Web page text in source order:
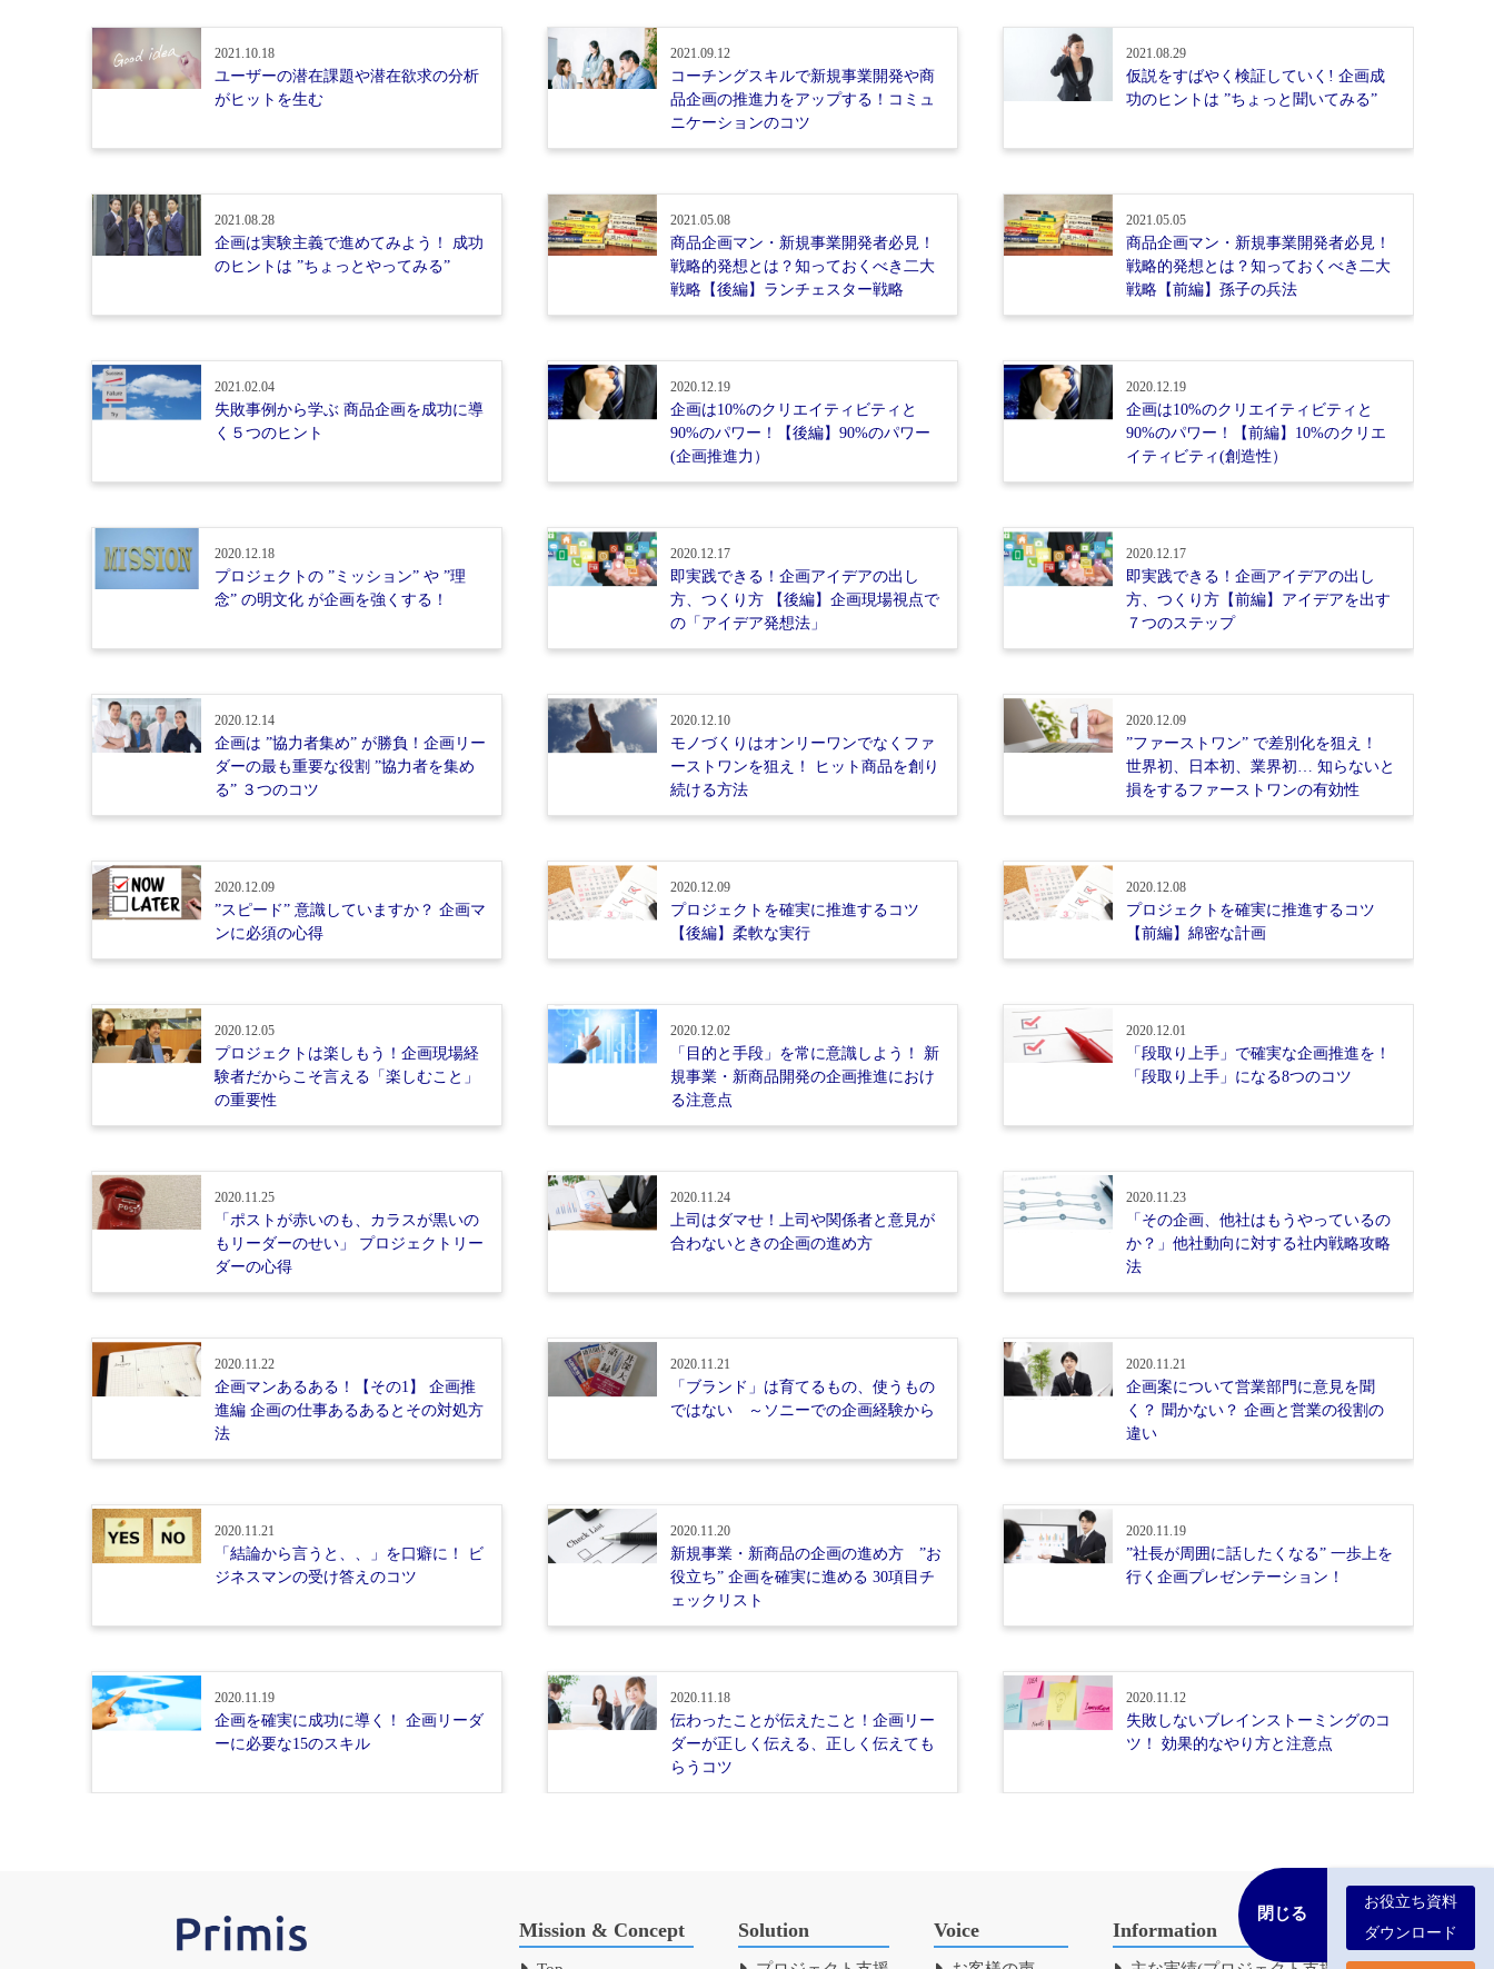
2021.10.18
ユーザーの潜在課題や潜在欲求の分析
がヒットを生む
2021.09.12
コーチングスキルで新規事業開発や商
品企画の推進力をアップする！コミュ
ニケーションのコツ
2021.08.29
仮説をすばやく検証していく! 企画成
功のヒントは ”ちょっと聞いてみる”
2021.08.28
企画は実験主義で進めてみよう！ 成功
のヒントは ”ちょっとやってみる”
2021.05.08
商品企画マン・新規事業開発者必見！
戦略的発想とは？知っておくべき二大
戦略【後編】ランチェスター戦略
2021.05.05
商品企画マン・新規事業開発者必見！
戦略的発想とは？知っておくべき二大
戦略【前編】孫子の兵法
2021.02.04
失敗事例から学ぶ 商品企画を成功に導
く５つのヒント
2020.12.19
企画は10%のクリエイティビティと
90%のパワー！【後編】90%のパワー
(企画推進力）
2020.12.19
企画は10%のクリエイティビティと
90%のパワー！【前編】10%のクリエ
イティビティ(創造性）
2020.12.18
プロジェクトの ”ミッション” や ”理
念” の明文化 が企画を強くする！
2020.12.17
即実践できる！企画アイデアの出し
方、つくり方 【後編】企画現場視点で
の「アイデア発想法」
2020.12.17
即実践できる！企画アイデアの出し
方、つくり方【前編】アイデアを出す
７つのステップ
2020.12.14
企画は ”協力者集め” が勝負！企画リー
ダーの最も重要な役割 ”協力者を集め
る” ３つのコツ
2020.12.10
モノづくりはオンリーワンでなくファ
ーストワンを狙え！ ヒット商品を創り
続ける方法
2020.12.09
”ファーストワン” で差別化を狙え！
世界初、日本初、業界初… 知らないと
損をするファーストワンの有効性
2020.12.09
”スピード” 意識していますか？ 企画マ
ンに必須の心得
2020.12.09
プロジェクトを確実に推進するコツ
【後編】柔軟な実行
2020.12.08
プロジェクトを確実に推進するコツ
【前編】綿密な計画
2020.12.05
プロジェクトは楽しもう！企画現場経
験者だからこそ言える「楽しむこと」
の重要性
2020.12.02
「目的と手段」を常に意識しよう！ 新
規事業・新商品開発の企画推進におけ
る注意点
2020.12.01
「段取り上手」で確実な企画推進を！
「段取り上手」になる8つのコツ
2020.11.25
「ポストが赤いのも、カラスが黒いの
もリーダーのせい」 プロジェクトリー
ダーの心得
2020.11.24
上司はダマせ！上司や関係者と意見が
合わないときの企画の進め方
2020.11.23
「その企画、他社はもうやっているの
か？」他社動向に対する社内戦略攻略
法
2020.11.22
企画マンあるある！【その1】 企画推
進編 企画の仕事あるあるとその対処方
法
2020.11.21
「ブランド」は育てるもの、使うもの
ではない ～ソニーでの企画経験から
2020.11.21
企画案について営業部門に意見を聞
く？ 聞かない？ 企画と営業の役割の
違い
2020.11.21
「結論から言うと、、」を口癖に！ ビ
ジネスマンの受け答えのコツ
2020.11.20
新規事業・新商品の企画の進め方 ”お
役立ち” 企画を確実に進める 30項目チ
ェックリスト
2020.11.19
”社長が周囲に話したくなる” 一歩上を
行く企画プレゼンテーション！
2020.11.19
企画を確実に成功に導く！ 企画リーダ
ーに必要な15のスキル
2020.11.18
伝わったことが伝えたこと！企画リー
ダーが正しく伝える、正しく伝えても
らうコツ
2020.11.12
失敗しないブレインストーミングのコ
ツ！ 効果的なやり方と注意点
Mission & Concept Solution Voice Information
お役立ち資料
ダウンロード